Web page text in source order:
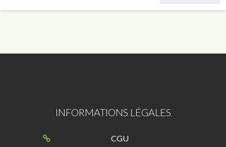
INFORMATIONS LÉGALES
CGU